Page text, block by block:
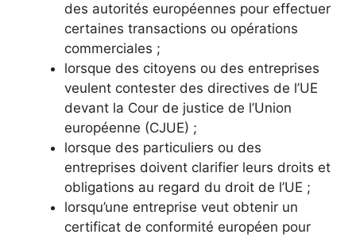
des autorités européennes pour effectuer
certaines transactions ou opérations
commerciales ;
lorsque des citoyens ou des entreprises
veulent contester des directives de l’UE
devant la Cour de justice de l’Union
européenne (CJUE) ;
lorsque des particuliers ou des
entreprises doivent clarifier leurs droits et
obligations au regard du droit de l’UE ;
lorsqu’une entreprise veut obtenir un
certificat de conformité européen pour